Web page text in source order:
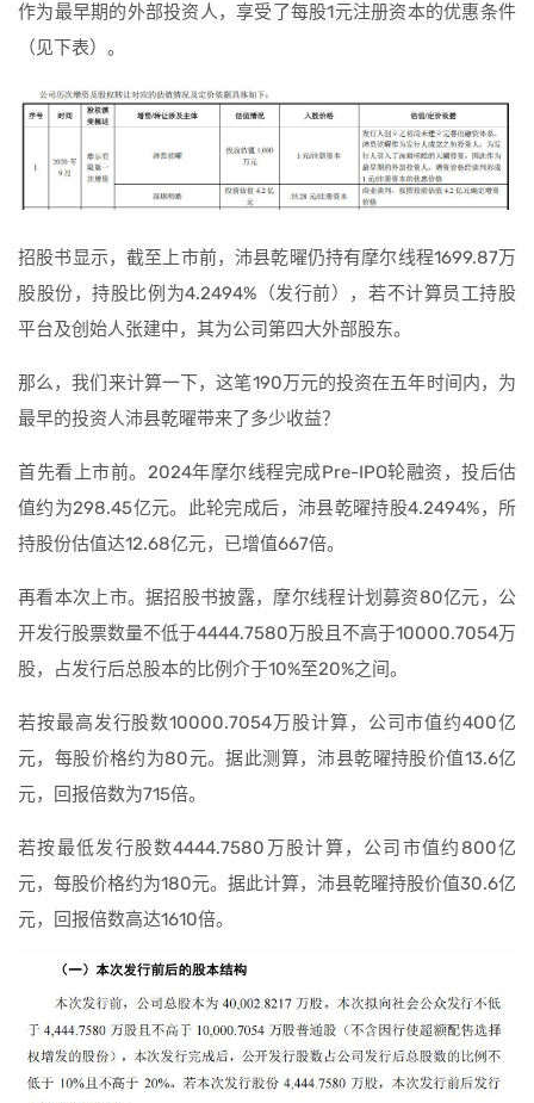
作为最早期的外部投资人，享受了每股1元注册资本的优惠条件
（见下表）。
招股书显示，截至上市前，沛县乾曜仍持有摩尔线程1699.87万
股股份，持股比例为4.2494%（发行前），若不计算员工持股
平台及创始人张建中，其为公司第四大外部股东。
那么，我们来计算一下，这笔190万元的投资在五年时间内，为
最早的投资人沛县乾曜带来了多少收益？
首先看上市前。2024年摩尔线程完成Pre-IPO轮融资，投后估
值约为298.45亿元。此轮完成后，沛县乾曜持股4.2494%，所
持股份估值达12.68亿元，已增值667倍。
再看本次上市。据招股书披露，摩尔线程计划募资80亿元，公
开发行股票数量不低于4444.7580万股且不高于10000.7054万
股，占发行后总股本的比例介于10%至20%之间。
若按最高发行股数10000.7054万股计算，公司市值约400亿
元，每股价格约为80元。据此测算，沛县乾曜持股价值13.6亿
元，回报倍数为715倍。
若按最低发行股数4444.7580万股计算，公司市值约800亿
元，每股价格约为180元。据此计算，沛县乾曜持股价值30.6亿
元，回报倍数高达1610倍。